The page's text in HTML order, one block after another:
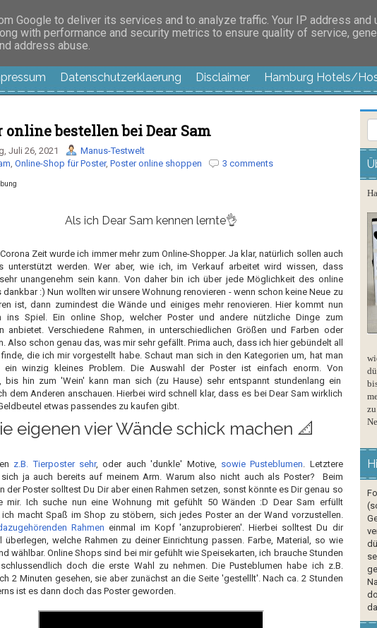
alles außer langweilig
Datenschutzerklaerung Disclaimer Hamburg Hotels/
online bestellen bei Dear Sam
Juli 26, 2021
Manus-Testwelt
, Online-Shop für Poster, Poster online shoppen
3 comments
Als ich Dear Sam kennen lernte👌
Zeit wurde ich immer mehr zum Online-Shopper. Ja klar, natürlich sollen auch
unterstützt werden. Wer aber, wie ich, im Verkauf arbeitet wird wissen, dass
unangenehm sein kann. Von daher bin ich über jede Möglichkeit des online
dankbar :) Nun wollten wir unsere Wohnung renovieren - wenn schon keine Neue zu
ist, dann zumindest die Wände und einiges mehr renovieren. Hier kommt nun
ins Spiel. Ein online Shop, welcher Poster und andere nützliche Dinge zum
anbietet. Verschiedene Rahmen, in unterschiedlichen Größen und Farben oder
Also schon genau das, was mir sehr gefällt. Prima auch, dass ich hier gebündelt all
die ich mir vorgestellt habe. Schaut man sich in den Kategorien um, hat man
ein winzig kleines Problem. Die Auswahl der Poster ist einfach enorm. Von
bis hin zum 'Wein' kann man sich (zu Hause) sehr entspannt stundenlang ein
dem Anderen anschauen. Hierbei wird schnell klar, dass es bei Dear Sam wirklich
etwas passendes zu kaufen gibt.
eigenen vier Wände schick machen 📐
z.B. Tierposter sehr, oder auch 'dunkle' Motive, sowie Pusteblumen. Letztere
sich ja auch bereits auf meinem Arm. Warum also nicht auch als Poster? Beim
der Poster solltest Du Dir aber einen Rahmen setzen, sonst könnte es Dir genau so
mir. Ich suche nun eine Wohnung mit gefühlt 50 Wänden :D Dear Sam erfüllt
ich macht Spaß im Shop zu stöbern, sich jedes Poster an der Wand vorzustellen.
Rahmen einmal im Kopf 'anzuprobieren'. Hierbei solltest Du dir
überlegen, welche Rahmen zu deiner Einrichtung passen. Farbe, Material, so wie
wählbar. Online Shops sind bei mir gefühlt wie Speisekarten, ich brauche Stunden
doch die erste Wahl zu nehmen. Die Pusteblumen habe ich z.B.
2 Minuten gesehen, sie aber zunächst an die Seite 'gestelllt'. Nach ca. 2 Stunden
ist es dann doch das Poster geworden.
Google to deliver its services and to analyze traffic. Your IP address and
with performance and security metrics to ensure quality of service,
address abuse.